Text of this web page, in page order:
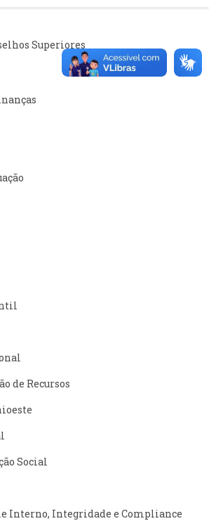
Superiores
de Recursos
Social
Interno, Integridade e Compliance